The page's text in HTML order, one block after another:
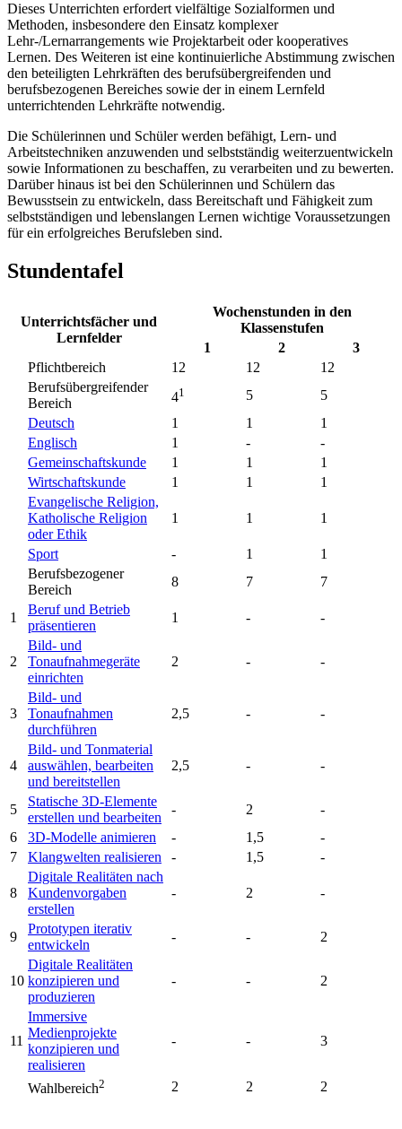
Dieses Unterrichten erfordert vielfältige Sozialformen und
Methoden, insbesondere den Einsatz komplexer
Lehr-/Lernarrangements wie Projektarbeit oder kooperatives
Lernen. Des Weiteren ist eine kontinuierliche Abstimmung zwischen
den beteiligten Lehrkräften des berufsübergreifenden und
berufsbezogenen Bereiches sowie der in einem Lernfeld
unterrichtenden Lehrkräfte notwendig.
Die Schülerinnen und Schüler werden befähigt, Lern- und
Arbeitstechniken anzuwenden und selbstständig weiterzuentwickeln
sowie Informationen zu beschaffen, zu verarbeiten und zu bewerten.
Darüber hinaus ist bei den Schülerinnen und Schülern das
Bewusstsein zu entwickeln, dass Bereitschaft und Fähigkeit zum
selbstständigen und lebenslangen Lernen wichtige Voraussetzungen
für ein erfolgreiches Berufsleben sind.
Stundentafel
Unterrichtsfächer und
Lernfelder
Wochenstunden in den
Klassenstufen
1
2
3
Pflichtbereich
12 12
12
Berufsübergreifender
Bereich
41 5
5
Deutsch
1 1
1
Englisch
1 -
-
Gemeinschaftskunde
1 1
1
Wirtschaftskunde
1 1
1
Evangelische Religion,
Katholische Religion
oder Ethik
1 1 1
Sport - 1
1
Berufsbezogener
Bereich
8 7 7
1
Beruf und Betrieb
präsentieren
1 - -
2
Bild- und
Tonaufnahmegeräte
einrichten
2 - -
3
Bild- und
Tonaufnahmen
durchführen
2,5 - -
4
Bild- und Tonmaterial
auswählen, bearbeiten
und bereitstellen
2,5 - -
5
Statische 3D-Elemente
erstellen und bearbeiten
- 2
-
6
3D-Modelle animieren - 1,5
-
7
Klangwelten realisieren - 1,5 -
8
Digitale Realitäten nach
Kundenvorgaben
erstellen
- 2 -
9
Prototypen iterativ
entwickeln
- - 2
10
Digitale Realitäten
konzipieren und
produzieren
- - 2
11
Immersive
Medienprojekte
konzipieren und
realisieren
- - 3
Wahlbereich2 2 2 2